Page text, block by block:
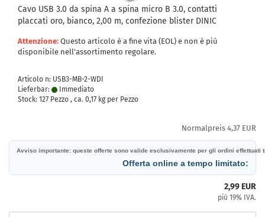
Cavo USB 3.0 da spina A a spina micro B 3.0, contatti
placcati oro, bianco, 2,00 m, confezione blister DINIC
Attenzione: Questo articolo è a fine vita (EOL) e non è più
disponibile nell'assortimento regolare.
Articolo n: USB3-MB-2-WDI
Lieferbar:
Immediato
Stock: 127 Pezzo , ca. 0,17 kg per Pezzo
Normalpreis 4,37 EUR
Avviso importante: queste offerte sono valide esclusivamente per gli ordini
Offerta online a tempo limitato:
2,99 EUR
più 19% IVA.